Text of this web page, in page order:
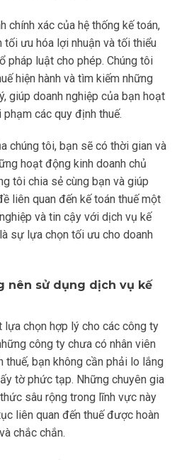
chính xác của hệ thống kế toán,
ưu hóa lợi nhuận và tối thiểu
pháp luật cho phép. Chúng tôi
hiện hành và tìm kiếm những
giúp doanh nghiệp của bạn hoạt
các quy định thuế.
chúng tôi, bạn sẽ có thời gian và
hoạt động kinh doanh chủ
tôi chia sẻ cùng bạn và giúp
liên quan đến kế toán thuế một
và tin cậy với dịch vụ kế
sự lựa chọn tối ưu cho doanh
nên sử dụng dịch vụ kế
lựa chọn hợp lý cho các công ty
công ty chưa có nhân viên
thuế, bạn không cần phải lo lắng
tờ phức tạp. Những chuyên gia
sâu rộng trong lĩnh vực này
liên quan đến thuế được hoàn
chắc chắn.